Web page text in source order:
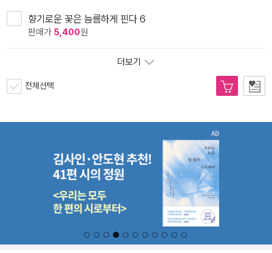
향기로운 꽃은 늠름하게 핀다 6
판매가 5,400원
더보기
전체선택